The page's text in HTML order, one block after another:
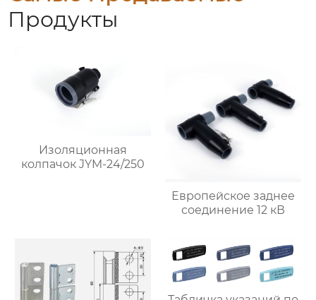
Продукты
Изоляционная
колпачок JYM-24/250
Европейское заднее
соединение 12 кВ